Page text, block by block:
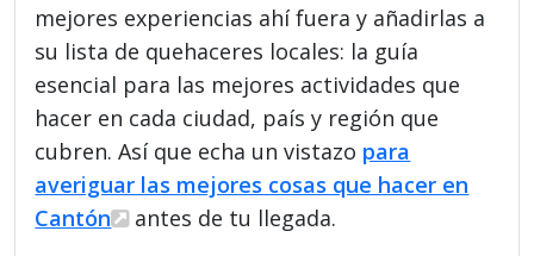
mejores experiencias ahí fuera y añadirlas a
su lista de quehaceres locales: la guía
esencial para las mejores actividades que
hacer en cada ciudad, país y región que
cubren. Así que echa un vistazo para
averiguar las mejores cosas que hacer en
Cantón
antes de tu llegada.